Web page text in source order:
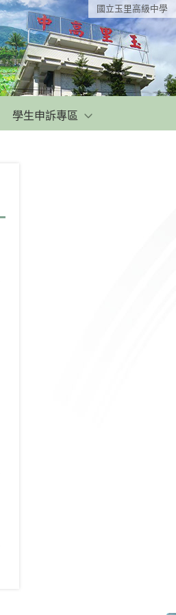
國立玉里高級中學
學生申訴專區